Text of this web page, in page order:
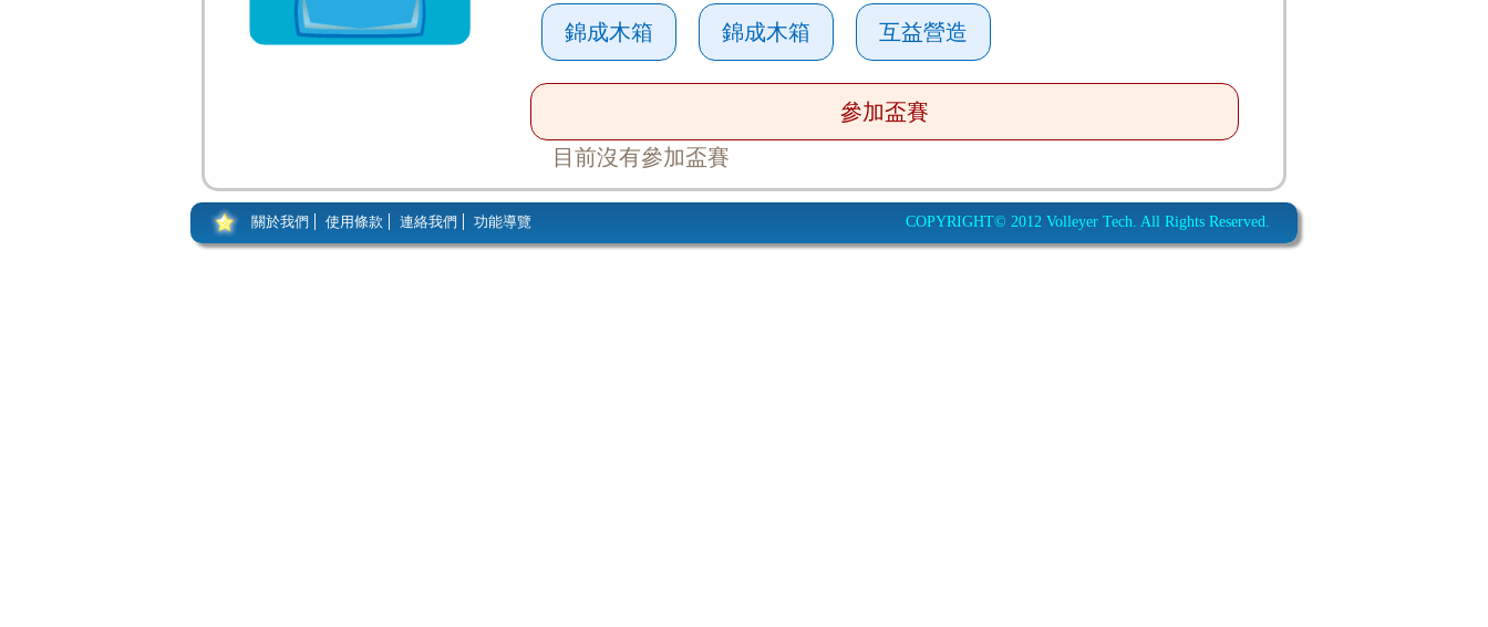
錦成木箱 錦成木箱 互益營造
參加盃賽
目前沒有參加盃賽
關於我們 使用條款 連絡我們 功能導覽 COPYRIGHT© 2012 Volleyer Tech. All Rights Reserved.